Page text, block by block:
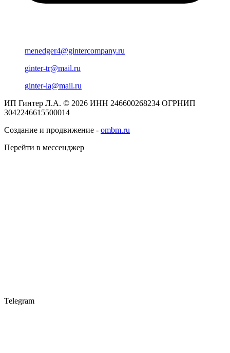
menedger4@gintercompany.ru
ginter-tr@mail.ru
ginter-la@mail.ru
ИП Гинтер Л.А. © 2026 ИНН 246600268234 ОГРНИП
3042246615500014
Создание и продвижение - ombm.ru
Перейти в мессенджер
Telegram